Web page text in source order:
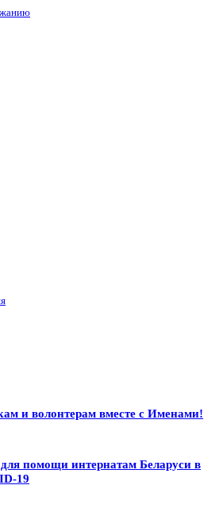
и волонтерам вместе с Именами!
помощи интернатам Беларуси в
19